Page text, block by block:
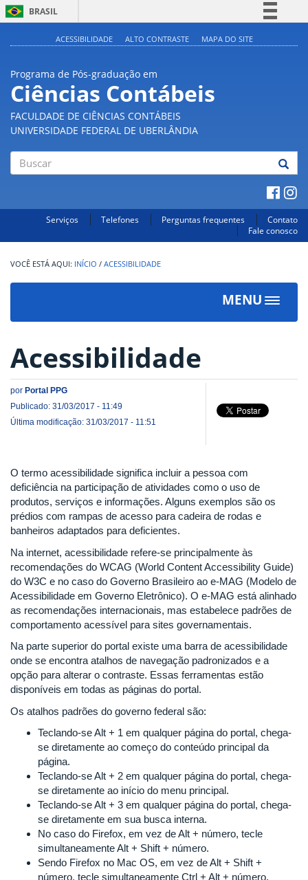
BRASIL
Acesso à informação
ACESSIBILIDADE ALTO CONTRASTE MAPA DO SITE
Programa de Pós-graduação em
Ciências Contábeis
FACULDADE DE CIÊNCIAS CONTÁBEIS
UNIVERSIDADE FEDERAL DE UBERLÂNDIA
Serviços Telefones Perguntas frequentes
Contato
Fale conosco
INÍCIO / ACESSIBILIDADE
MENU
Toggle
Acessibilidade
por Portal PPG
Publicado: 31/03/2017 - 11:49
Última modificação: 31/03/2017 - 11:51
O termo acessibilidade significa incluir a pessoa com
deficiência na participação de atividades como o uso de
produtos, serviços e informações. Alguns exemplos são os
prédios com rampas de acesso para cadeira de rodas e
banheiros adaptados para deficientes.
Na internet, acessibilidade refere-se principalmente às
recomendações do WCAG (World Content Accessibility Guide)
do W3C e no caso do Governo Brasileiro ao e-MAG (Modelo de
Acessibilidade em Governo Eletrônico). O e-MAG está alinhado
as recomendações internacionais, mas estabelece padrões de
comportamento acessível para sites governamentais.
Na parte superior do portal existe uma barra de acessibilidade
onde se encontra atalhos de navegação padronizados e a
opção para alterar o contraste. Essas ferramentas estão
disponíveis em todas as páginas do portal.
Os atalhos padrões do governo federal são:
Teclando-se Alt + 1 em qualquer página do portal, chega-
se diretamente ao começo do conteúdo principal da
página.
Teclando-se Alt + 2 em qualquer página do portal, chega-
se diretamente ao início do menu principal.
Teclando-se Alt + 3 em qualquer página do portal, chega-
se diretamente em sua busca interna.
No caso do Firefox, em vez de Alt + número, tecle
simultaneamente Alt + Shift + número.
Sendo Firefox no Mac OS, em vez de Alt + Shift +
número, tecle simultaneamente Ctrl + Alt + número.